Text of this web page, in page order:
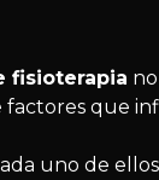
fisioterapia
factores que
uno de